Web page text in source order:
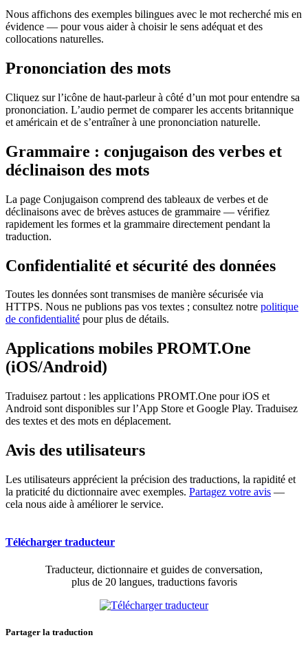
Nous affichons des exemples bilingues avec le mot recherché mis en
évidence — pour vous aider à choisir le sens adéquat et des
collocations naturelles.
Prononciation des mots
Cliquez sur l’icône de haut-parleur à côté d’un mot pour entendre sa
prononciation. L’audio permet de comparer les accents britannique
et américain et de s’entraîner à une prononciation naturelle.
Grammaire : conjugaison des verbes et
déclinaison des mots
La page Conjugaison comprend des tableaux de verbes et de
déclinaisons avec de brèves astuces de grammaire — vérifiez
rapidement les formes et la grammaire directement pendant la
traduction.
Confidentialité et sécurité des données
Toutes les données sont transmises de manière sécurisée via
HTTPS. Nous ne publions pas vos textes ; consultez notre politique
de confidentialité pour plus de détails.
Applications mobiles PROMT.One
(iOS/Android)
Traduisez partout : les applications PROMT.One pour iOS et
Android sont disponibles sur l’App Store et Google Play. Traduisez
des textes et des mots en déplacement.
Avis des utilisateurs
Les utilisateurs apprécient la précision des traductions, la rapidité et
la praticité du dictionnaire avec exemples. Partagez votre avis —
cela nous aide à améliorer le service.
Télécharger traducteur
Traducteur, dictionnaire et guides de conversation,
plus de 20 langues, traductions favoris
Partager la traduction